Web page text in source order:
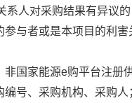
系人对采购结果有异议
与者或是本项目的利害
国家能源e购平台注册
号、采购机构、采购人